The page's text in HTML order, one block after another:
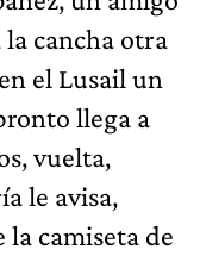
la cancha otra
el Lusail un
llega a
vuelta,
le avisa,
la camiseta de